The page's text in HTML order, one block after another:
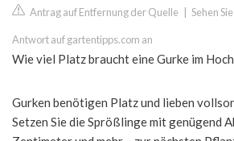
Antrag auf Entfernung der Quelle Sehen
Antwort auf gartentipps.com an
Wie viel Platz braucht eine Gurke im
Gurken benötigen Platz und lieben
Setzen Sie die Sprößlinge mit genügend